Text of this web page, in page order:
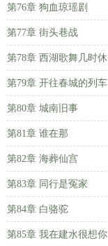
第76章 狗血琼瑶剧
第77章 街头巷战
第78章 西湖歌舞几时休
第79章 开往春城的列车
第80章 城南旧事
第81章 谁在那
第82章 海葬仙宫
第83章 同行是冤家
第84章 白骆驼
第85章 我在建水很想你